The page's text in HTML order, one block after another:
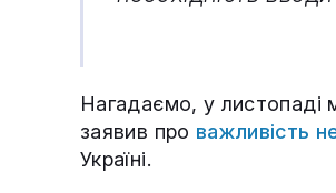
Нагадаємо, у листопаді
заявив про важливість
Україні.